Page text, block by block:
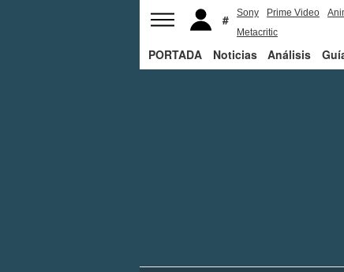
Sony Prime Video
Metacritic
PORTADA Noticias Análisis